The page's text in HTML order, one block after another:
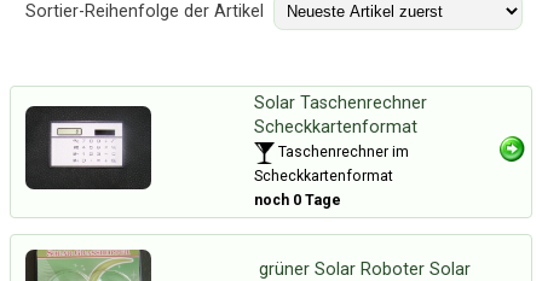
Sortier-Reihenfolge der Artikel
Solar Taschenrechner
Scheckkartenformat
Taschenrechner im
Scheckkartenformat
noch 0 Tage
grüner Solar Roboter Solar